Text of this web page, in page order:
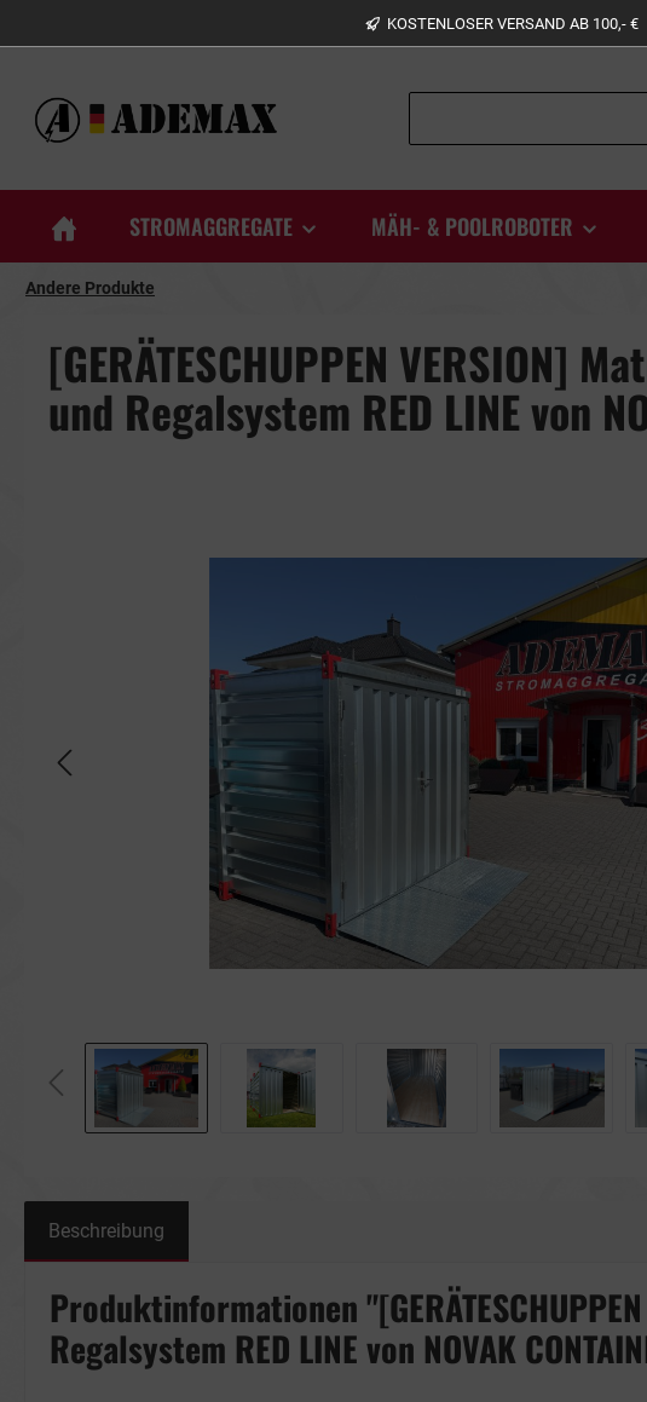
KOSTENLOSER VERSAND AB 100,- €
STROMAGGREGATE MÄH- & POOLROBOTER
Andere Produkte
[GERÄTESCHUPPEN VERSION]
und Regalsystem RED LINE von
Beschreibung
Produktinformationen
Regalsystem RED LINE von NOVAK